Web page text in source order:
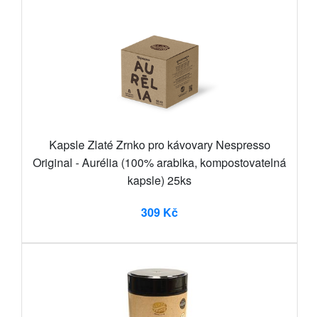
Kapsle Zlaté Zrnko pro kávovary Nespresso
Original - Aurélia (100% arabika, kompostovatelná
kapsle) 25ks
309 Kč